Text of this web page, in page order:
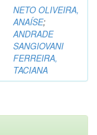
NETO OLIVEIRA,
ANAÍSE;
ANDRADE
SANGIOVANI
FERREIRA,
TACIANA